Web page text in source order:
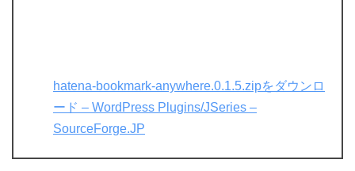
hatena-bookmark-anywhere.0.1.5.zipをダウンロ
ード – WordPress Plugins/JSeries –
SourceForge.JP